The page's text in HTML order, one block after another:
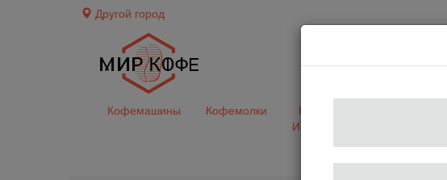
Другой город
Кофемашины Кофемолки
Кофе&Чай
Ингредиенты